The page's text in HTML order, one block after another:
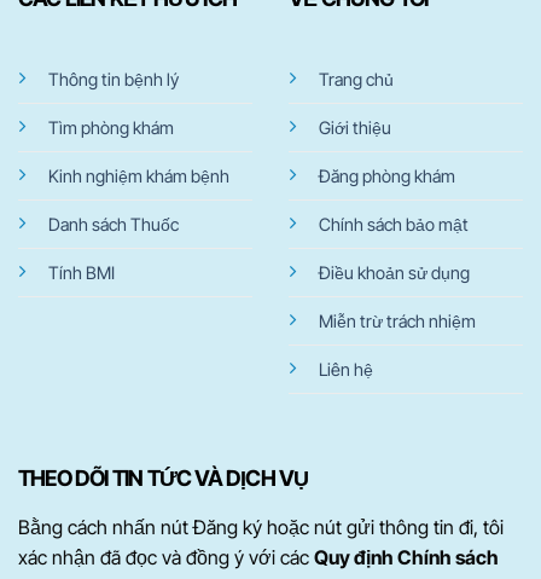
Thông tin bệnh lý
Tìm phòng khám
Kinh nghiệm khám bệnh
Danh sách Thuốc
Tính BMI
Trang chủ
Giới thiệu
Đăng phòng khám
Chính sách bảo mật
Điều khoản sử dụng
Miễn trừ trách nhiệm
Liên hệ
THEO DÕI TIN TỨC VÀ DỊCH VỤ
Bằng cách nhấn nút Đăng ký hoặc nút gửi thông tin đi, tôi
xác nhận đã đọc và đồng ý với các Quy định Chính sách